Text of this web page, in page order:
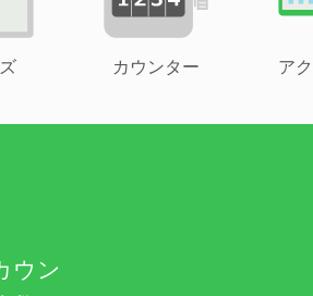
カウンター ア
ウン